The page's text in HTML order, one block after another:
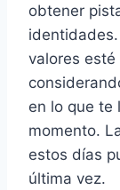
obtener
valores
en lo que te
momento.
estos días
última vez.